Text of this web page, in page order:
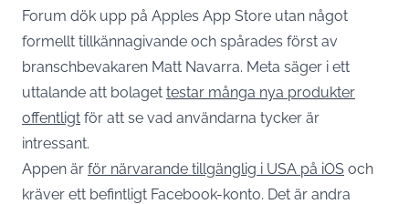
Forum dök upp på Apples App Store utan något
formellt tillkännagivande och spårades först av
branschbevakaren Matt Navarra. Meta säger i ett
uttalande att bolaget testar många nya produkter
offentligt för att se vad användarna tycker är
intressant.
Appen är för närvarande tillgänglig i USA på iOS och
kräver ett befintligt Facebook-konto. Det är andra